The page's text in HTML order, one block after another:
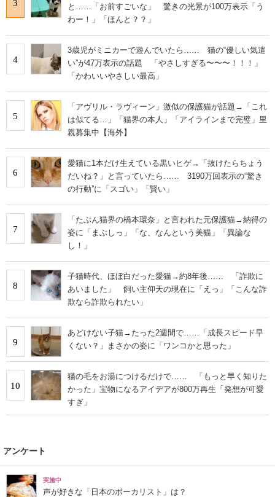
3
と……「お前すごいな」 驚きの光景が100万表示「う
わー！」「ほんと？？」
4
3歳児がミニカーで遊んでいたら…… 猫の“優しい気遣
い”が47万表示の話題 「やさしすぎる〜〜〜！！！」
「かわいいやさしい最高」
5
「アヴリル・ラヴィーン」激似の保護猫が話題→「これ
は似てる…」「猫界の本人」「アイラインまで完璧」里
親募集中【海外】
6
愛猫に1本だけ生えている黒いヒゲ→「抜けたらちょう
だいね？」と言っていたら…… 3190万回表示の“驚き
の行動”に「スゴい」「賢い」
7
「たぶん猫界の橋本環奈」と言われた元保護猫→納得の
姿に「まぶしっ」「な、なんという美猫」「異論な
し！」
8
子猫時代、ほぼ白だった愛猫→約8年後…… 「詐欺に
あいました」 飼い主仰天の現在に「えっ」「こんな詐
欺なら詐欺られたい」
9
あどけない子猫→たった2週間で……「成長スピード早
くない？」まさかの姿に「ワンコかと思った」
10
猫の毛をお湯につけるだけで…… 「もっと早く知りた
かった」宝物になるアイデアが800万再生「発想が可愛
すぎ」
アンケート
実施中
声が好きな「日本のボーカリスト」は？